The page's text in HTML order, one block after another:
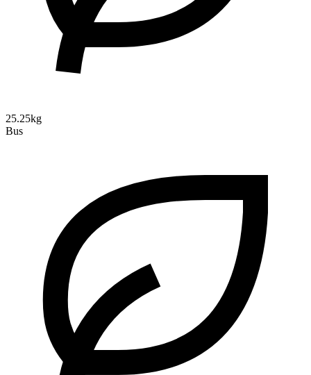
25.25kg
Bus